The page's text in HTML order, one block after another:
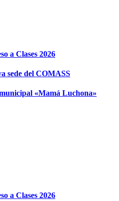
a Clases 2026
sede del COMASS
«Mamá Luchona»
a Clases 2026